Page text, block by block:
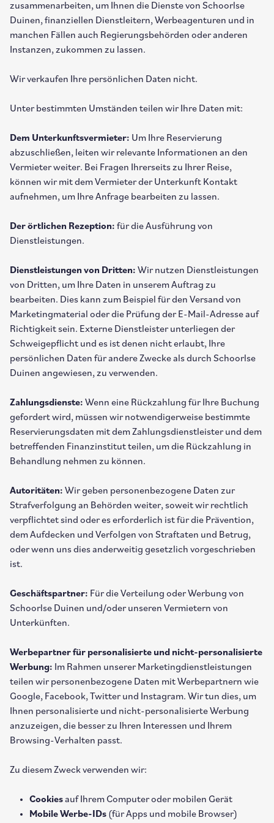
zusammenarbeiten, um Ihnen die Dienste von Schoorlse
Duinen, finanziellen Dienstleitern, Werbeagenturen und in
manchen Fällen auch Regierungsbehörden oder anderen
Instanzen, zukommen zu lassen.
Wir verkaufen Ihre persönlichen Daten nicht.
Unter bestimmten Umständen teilen wir Ihre Daten mit:
Dem Unterkunftsvermieter: Um Ihre Reservierung
abzuschließen, leiten wir relevante Informationen an den
Vermieter weiter. Bei Fragen Ihrerseits zu Ihrer Reise,
können wir mit dem Vermieter der Unterkunft Kontakt
aufnehmen, um Ihre Anfrage bearbeiten zu lassen.
Der örtlichen Rezeption: für die Ausführung von
Dienstleistungen.
Dienstleistungen von Dritten: Wir nutzen Dienstleistungen
von Dritten, um Ihre Daten in unserem Auftrag zu
bearbeiten. Dies kann zum Beispiel für den Versand von
Marketingmaterial oder die Prüfung der E-Mail-Adresse auf
Richtigkeit sein. Externe Dienstleister unterliegen der
Schweigepflicht und es ist denen nicht erlaubt, Ihre
persönlichen Daten für andere Zwecke als durch Schoorlse
Duinen angewiesen, zu verwenden.
Zahlungsdienste: Wenn eine Rückzahlung für Ihre Buchung
gefordert wird, müssen wir notwendigerweise bestimmte
Reservierungsdaten mit dem Zahlungsdienstleister und dem
betreffenden Finanzinstitut teilen, um die Rückzahlung in
Behandlung nehmen zu können.
Autoritäten: Wir geben personenbezogene Daten zur
Strafverfolgung an Behörden weiter, soweit wir rechtlich
verpflichtet sind oder es erforderlich ist für die Prävention,
dem Aufdecken und Verfolgen von Straftaten und Betrug,
oder wenn uns dies anderweitig gesetzlich vorgeschrieben
ist.
Geschäftspartner: Für die Verteilung oder Werbung von
Schoorlse Duinen und/oder unseren Vermietern von
Unterkünften.
Werbepartner für personalisierte und nicht-personalisierte
Werbung: Im Rahmen unserer Marketingdienstleistungen
teilen wir personenbezogene Daten mit Werbepartnern wie
Google, Facebook, Twitter und Instagram. Wir tun dies, um
Ihnen personalisierte und nicht-personalisierte Werbung
anzuzeigen, die besser zu Ihren Interessen und Ihrem
Browsing-Verhalten passt.
Zu diesem Zweck verwenden wir:
Cookiesauf Ihrem Computer oder mobilen Gerät
Mobile Werbe-IDs (für Apps und mobile Browser)